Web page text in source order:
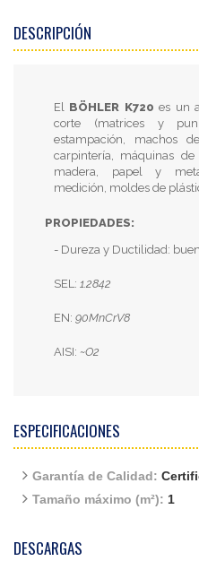
DESCRIPCIÓN
El BÖHLER K720 es un
corte (matrices y
estampación, machos
carpintería, máquinas
madera, papel y
medición, moldes de
PROPIEDADES:
- Dureza y Ductilidad:
SEL: 1.2842
EN: 90MnCrV8
AISI: ~O2
ESPECIFICACIONES
Garantía de Calidad:
Tamaño máximo (m²): 1
DESCARGAS